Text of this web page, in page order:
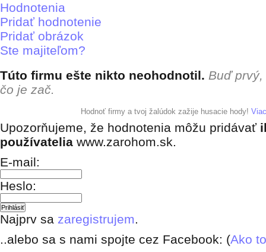
Hodnotenia
Pridať hodnotenie
Pridať obrázok
Ste majiteľom?
Túto firmu ešte nikto neohodnotil. Buď
čo je zač.
Hodnoť firmy a tvoj žalúdok zažije husacie hody! Viac
Upozorňujeme, že hodnotenia môžu pridávať
používatelia www.zarohom.sk.
E-mail:
Heslo:
Najprv sa zaregistrujem.
..alebo sa s nami spojte cez Facebook: (Ako